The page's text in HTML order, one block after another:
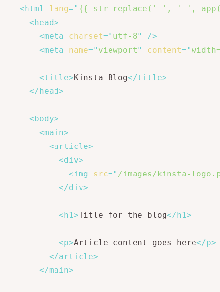
<html lang=" {{ str_replace('_', '-',
<head>
<meta charset=" utf-8"
/>
<meta name=" viewport " content="
<title>Kinsta Blog</title>
</head>
<body>
<main>
<article>
<div>
<img src=" /images/kinsta-
</div>
<h1 >Title for the blog</h1 >
<p>Article content goes here</p>
</article>
</main>